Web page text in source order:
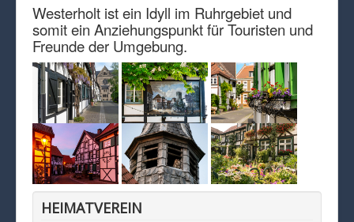
Westerholt ist ein Idyll im Ruhrgebiet und
somit ein Anziehungspunkt für Touristen und
Freunde der Umgebung.
HEIMATVEREIN